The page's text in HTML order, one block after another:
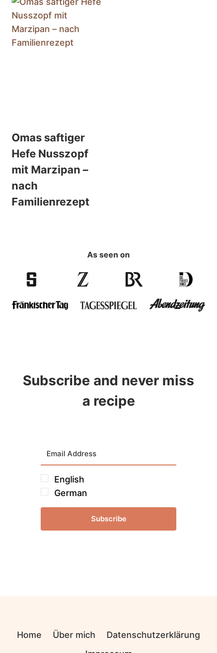
Omas saftiger
Hefe Nusszopf
mit Marzipan –
nach
Familienrezept
As seen on
Subscribe and never miss
a recipe
English
German
Subscribe
Home Über mich
Datenschutzerklärung